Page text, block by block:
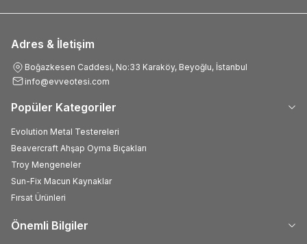
Adres & İletişim
Boğazkesen Caddesi, No:33 Karaköy, Beyoğlu, İstanbul
info@evveotesi.com
Popüler Kategoriler
Evolution Metal Testereleri
Beavercraft Ahşap Oyma Bıçakları
Troy Mengeneler
Sun-Fix Macun Kaynaklar
Fırsat Ürünleri
Önemli Bilgiler